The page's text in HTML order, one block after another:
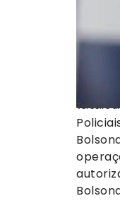
Terceiro